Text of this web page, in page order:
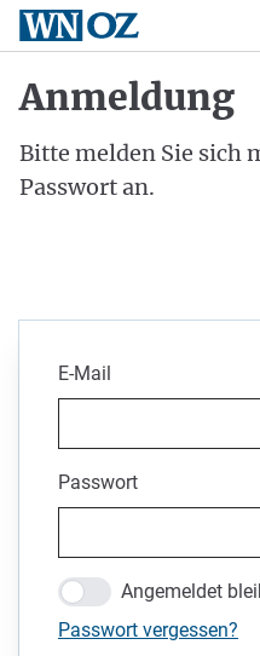
Anmeldung
Bitte melden Sie sich
Passwort an.
E-Mail
Passwort
Angemeldet
Passwort vergessen?